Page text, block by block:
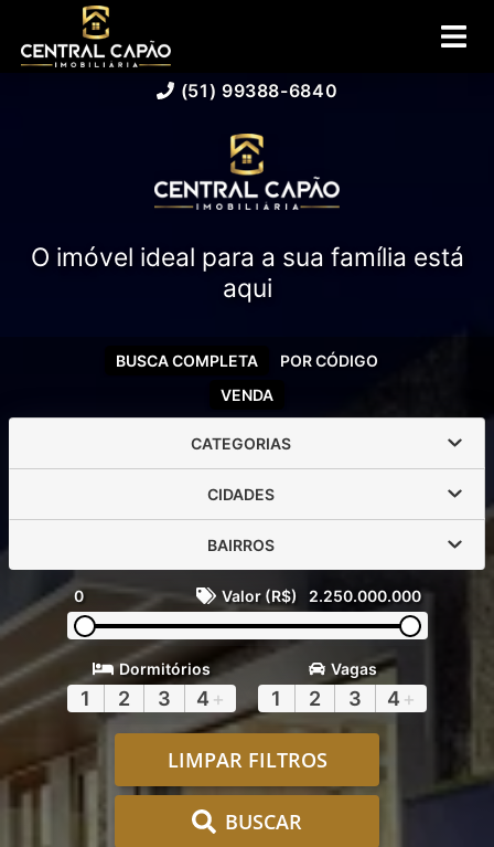
(51) 99388-6840
O imóvel ideal para a sua família está
aqui
VENDA
BUSCA COMPLETA POR CÓDIGO
CATEGORIAS
CIDADES
BAIRROS
0 Valor (R$) 2.250.000.000
Dormitórios
1 2 3 4 +
Vagas
1 2 3 4 +
LIMPAR FILTROS
BUSCAR